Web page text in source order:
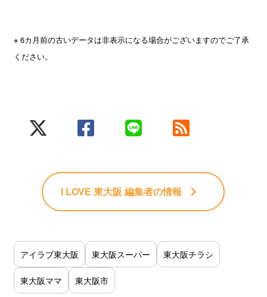
※ 6カ月前の古いデータは非表示になる場合がございますのでご了承
ください。
I LOVE 東大阪 編集者の情報
アイラブ東大阪 東大阪スーパー 東大阪チラシ
東大阪ママ 東大阪市